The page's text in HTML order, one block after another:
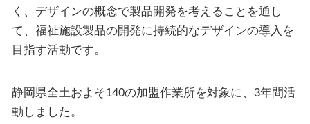
く、デザインの概念で製品開発を考えることを通し
て、福祉施設製品の開発に持続的なデザインの導入を
目指す活動です。
静岡県全土およそ140の加盟作業所を対象に、3年間活
動しました。